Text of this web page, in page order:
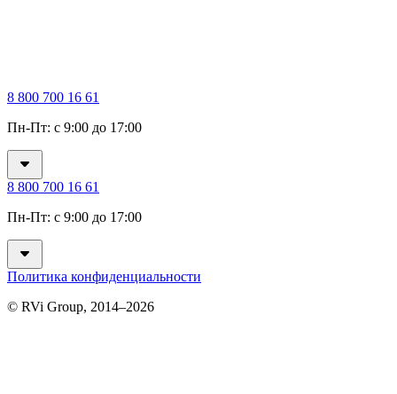
8 800 700 16 61
Пн-Пт: с 9:00 до 17:00
8 800 700 16 61
Пн-Пт: с 9:00 до 17:00
Политика конфиденциальности
© RVi Group, 2014–2026